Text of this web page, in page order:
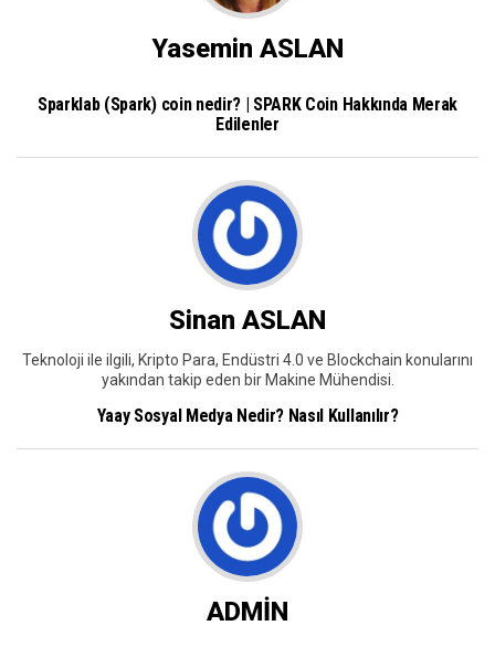
Yasemin ASLAN
Sparklab (Spark) coin nedir? | SPARK Coin Hakkında Merak
Edilenler
Sinan ASLAN
Teknoloji ile ilgili, Kripto Para, Endüstri 4.0 ve Blockchain konularını
yakından takip eden bir Makine Mühendisi.
Yaay Sosyal Medya Nedir? Nasıl Kullanılır?
ADMİN